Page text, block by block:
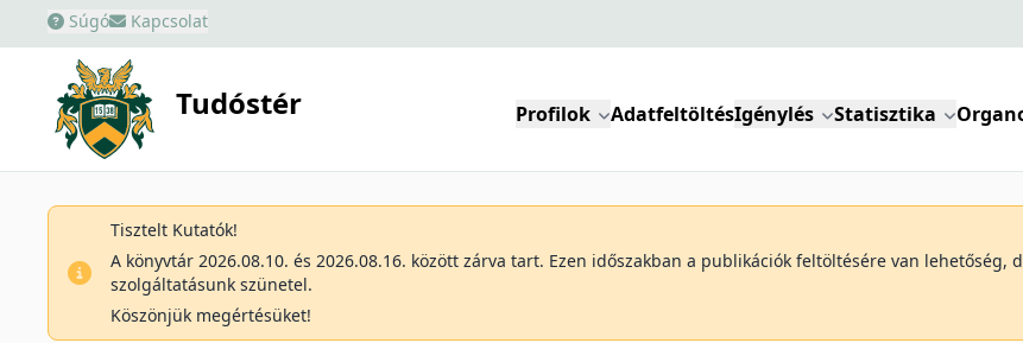
Súgó Kapcsolat
Tudóstér Profilok AdatfeltöltésIgénylés Statisztika
Tisztelt Kutatók!
A könyvtár 2026.08.10. és 2026.08.16. között zárva tart. Ezen időszakban a publikációk feltöltésére van lehetőség,
szolgáltatásunk szünetel.
Köszönjük megértésüket!